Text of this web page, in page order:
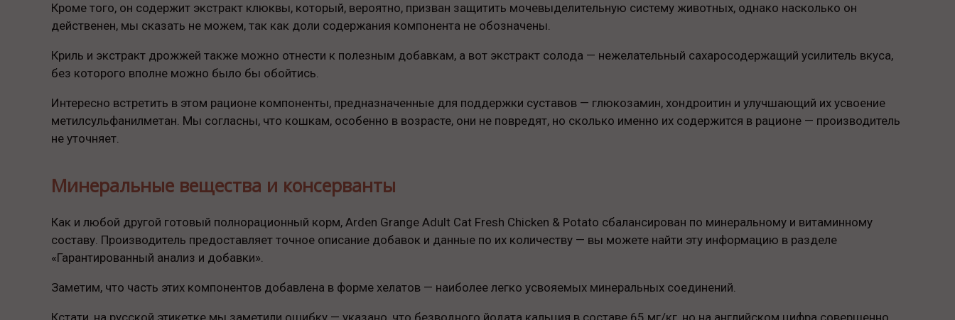
Кроме того, он содержит экстракт клюквы, который, вероятно, призван защитить мочевыделительную систему животных, однако насколько он
действенен, мы сказать не можем, так как доли содержания компонента не обозначены.
Криль и экстракт дрожжей также можно отнести к полезным добавкам, а вот экстракт солода — нежелательный сахаросодержащий усилитель вкуса,
без которого вполне можно было бы обойтись.
Интересно встретить в этом рационе компоненты, предназначенные для поддержки суставов — глюкозамин, хондроитин и улучшающий их усвоение
метилсульфанилметан. Мы согласны, что кошкам, особенно в возрасте, они не повредят, но сколько именно их содержится в рационе — производитель
не уточняет.
Минеральные вещества и консерванты
Как и любой другой готовый полнорационный корм, Arden Grange Adult Cat Fresh Chicken & Potato сбалансирован по минеральному и витаминному
составу. Производитель предоставляет точное описание добавок и данные по их количеству — вы можете найти эту информацию в разделе
«Гарантированный анализ и добавки».
Заметим, что часть этих компонентов добавлена в форме хелатов — наиболее легко усвояемых минеральных соединений.
Кстати, на русской этикетке мы заметили ошибку — указано, что безводного йодата кальция в составе 65 мг/кг, но на английском цифра совершенно